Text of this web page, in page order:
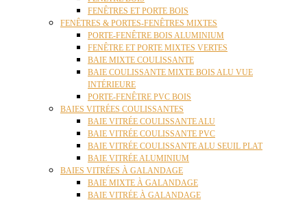
FENÊTRES ET PORTE BOIS
FENÊTRES & PORTES-FENÊTRES MIXTES
PORTE-FENÊTRE BOIS ALUMINIUM
FENÊTRE ET PORTE MIXTES VERTES
BAIE MIXTE COULISSANTE
BAIE COULISSANTE MIXTE BOIS ALU VUE
INTÉRIEURE
PORTE-FENÊTRE PVC BOIS
BAIES VITRÉES COULISSANTES
BAIE VITRÉE COULISSANTE ALU
BAIE VITRÉE COULISSANTE PVC
BAIE VITRÉE COULISSANTE ALU SEUIL PLAT
BAIE VITRÉE ALUMINIUM
BAIES VITRÉES À GALANDAGE
BAIE MIXTE À GALANDAGE
BAIE VITRÉE À GALANDAGE